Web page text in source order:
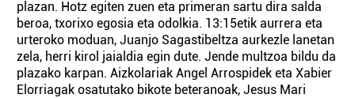
plazan. Hotz egiten zuen eta primeran sartu dira salda
beroa, txorixo egosia eta odolkia. 13:15etik aurrera eta
urteroko moduan, Juanjo Sagastibeltza aurkezle lanetan
zela, herri kirol jaialdia egin dute. Jende multzoa bildu da
plazako karpan. Aizkolariak Angel Arrospidek eta Xabier
Elorriagak osatutako bikote beteranoak, Jesus Mari